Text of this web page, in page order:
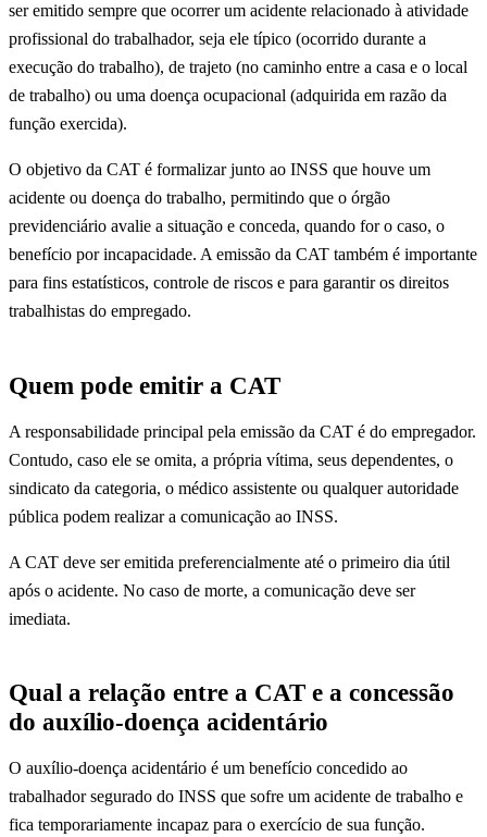
ser emitido sempre que ocorrer um acidente relacionado à atividade
profissional do trabalhador, seja ele típico (ocorrido durante a
execução do trabalho), de trajeto (no caminho entre a casa e o local
de trabalho) ou uma doença ocupacional (adquirida em razão da
função exercida).
O objetivo da CAT é formalizar junto ao INSS que houve um
acidente ou doença do trabalho, permitindo que o órgão
previdenciário avalie a situação e conceda, quando for o caso, o
benefício por incapacidade. A emissão da CAT também é importante
para fins estatísticos, controle de riscos e para garantir os direitos
trabalhistas do empregado.
Quem pode emitir a CAT
A responsabilidade principal pela emissão da CAT é do empregador.
Contudo, caso ele se omita, a própria vítima, seus dependentes, o
sindicato da categoria, o médico assistente ou qualquer autoridade
pública podem realizar a comunicação ao INSS.
A CAT deve ser emitida preferencialmente até o primeiro dia útil
após o acidente. No caso de morte, a comunicação deve ser
imediata.
Qual a relação entre a CAT e a concessão
do auxílio-doença acidentário
O auxílio-doença acidentário é um benefício concedido ao
trabalhador segurado do INSS que sofre um acidente de trabalho e
fica temporariamente incapaz para o exercício de sua função.